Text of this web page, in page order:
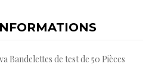
Bandelettes de test de 50 Pièces